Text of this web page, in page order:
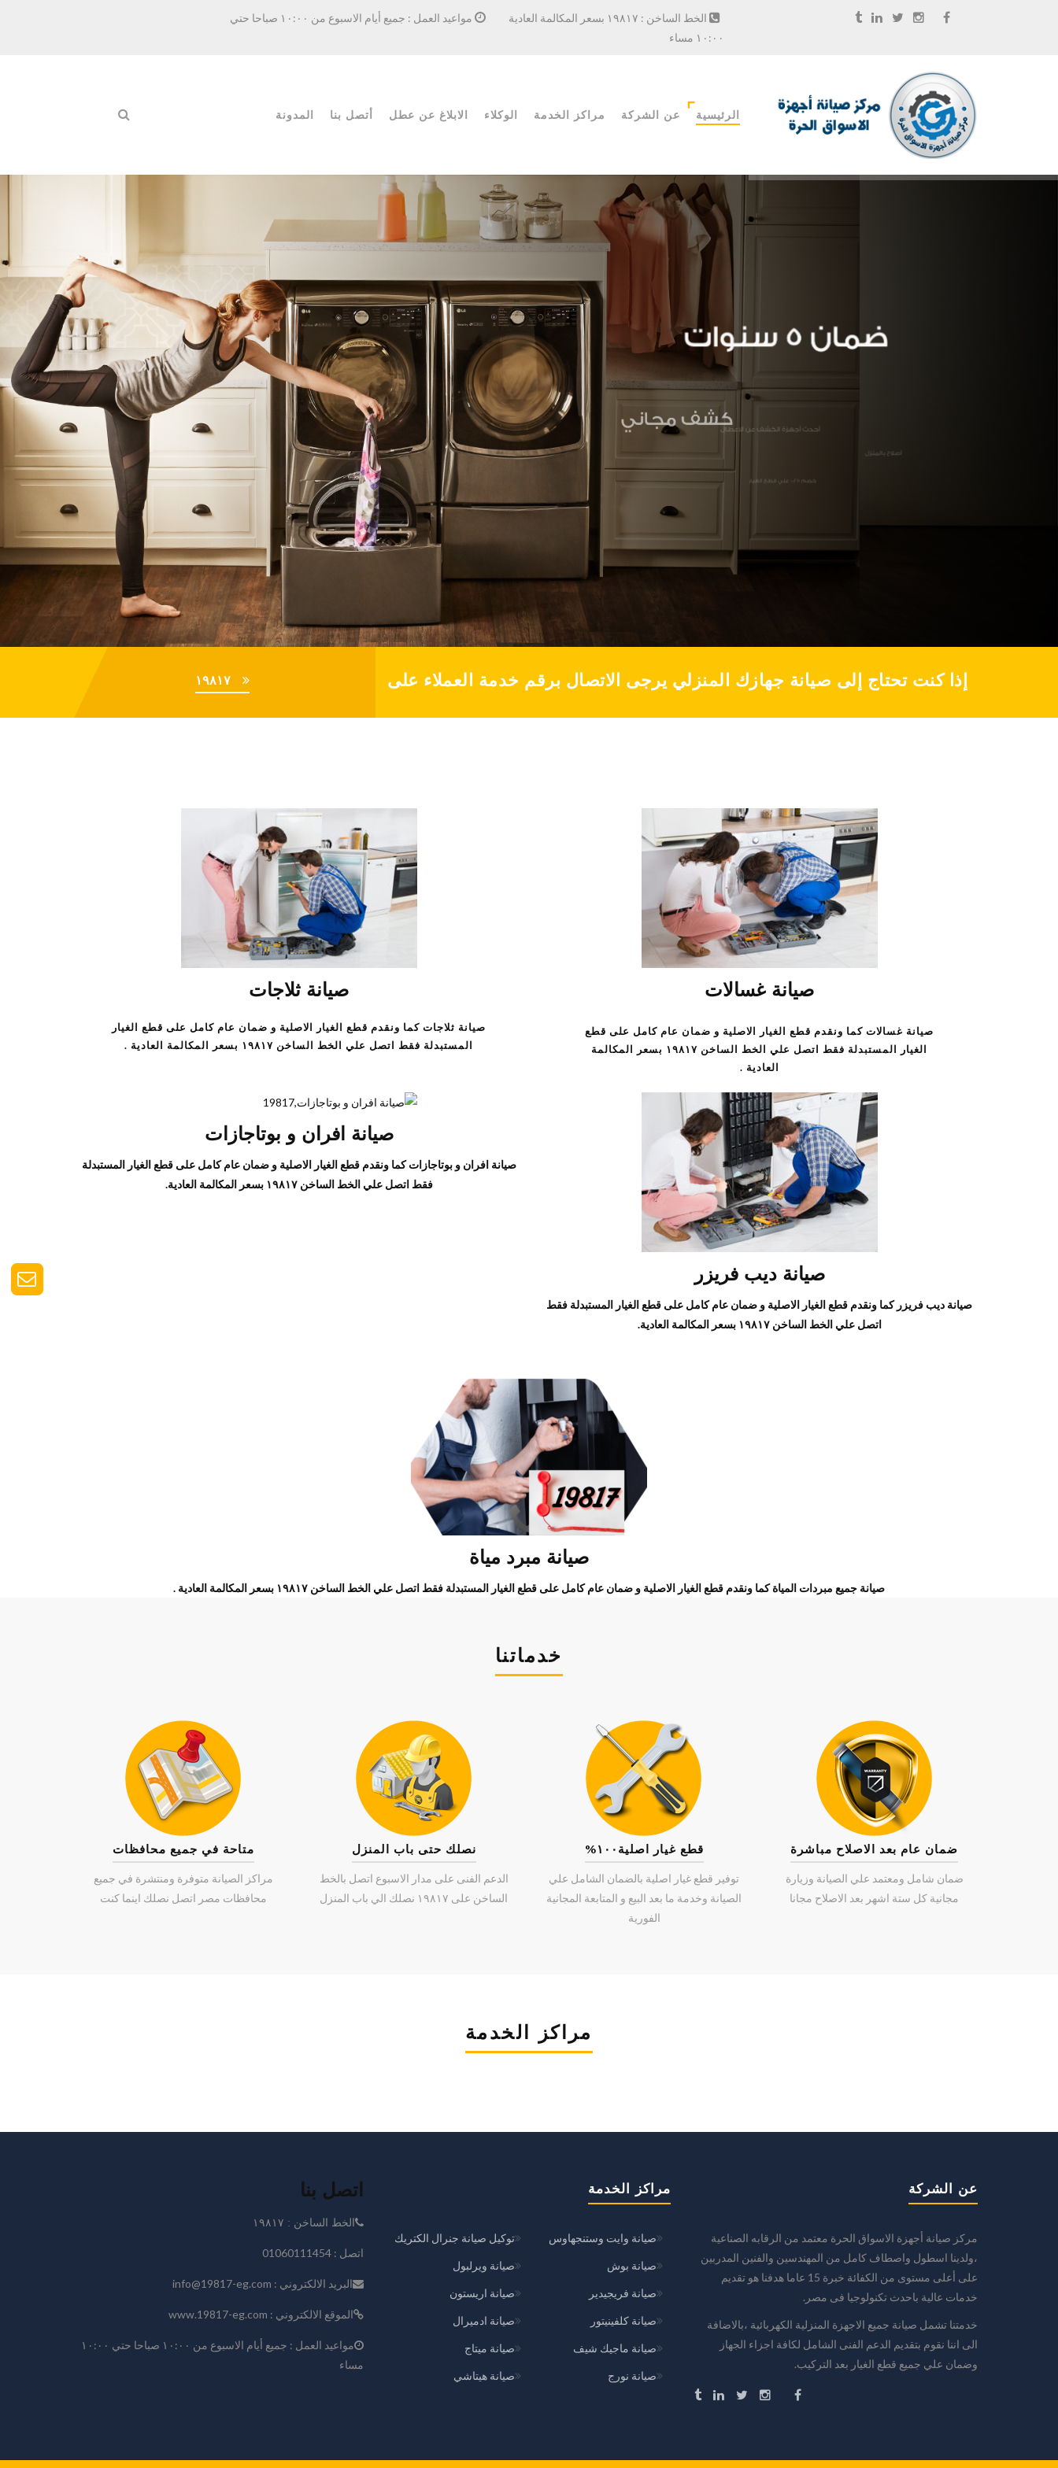
الخط الساخن : ١٩٨١٧ بسعر المكالمة العادية
مواعيد العمل : جميع أيام الاسبوع من ١٠:٠٠ صباحا حتي
١٠:٠٠ مساء
الرئيسية عن الشركة مراكز الخدمة الوكلاء الابلاغ عن عطل أتصل بنا المدونة
١٩٨١٧ إذا كنت تحتاج إلى صيانة جهازك المنزلي يرجى الاتصال برقم خدمة العملاء على
صيانة ثلاجات
صيانة ثلاجات كما ونقدم قطع الغيار الاصلية و ضمان عام كامل على قطع الغيار
المستبدلة فقط اتصل علي الخط الساخن ١٩٨١٧ بسعر المكالمة العادية .
صيانة غسالات
صيانة غسالات كما ونقدم قطع الغيار الاصلية و ضمان عام كامل على قطع
الغيار المستبدلة فقط اتصل علي الخط الساخن ١٩٨١٧ بسعر المكالمة
العادية .
صيانة افران و بوتاجازات
صيانة افران و بوتاجازات كما ونقدم قطع الغيار الاصلية و ضمان عام كامل على قطع الغيار المستبدلة
فقط اتصل علي الخط الساخن ١٩٨١٧ بسعر المكالمة العادية.
صيانة ديب فريزر
صيانة ديب فريزر كما ونقدم قطع الغيار الاصلية و ضمان عام كامل على قطع الغيار المستبدلة فقط
اتصل علي الخط الساخن ١٩٨١٧ بسعر المكالمة العادية.
صيانة مبرد مياة
صيانة جميع مبردات المياة كما ونقدم قطع الغيار الاصلية و ضمان عام كامل على قطع الغيار المستبدلة فقط اتصل علي الخط الساخن ١٩٨١٧ بسعر المكالمة العادية .
خدماتنا
متاحة في جميع محافظات
مراكز الصيانة متوفرة ومنتشرة في جميع
محافظات مصر اتصل نصلك اينما كنت
نصلك حتى باب المنزل
الدعم الفنى على مدار الاسبوع اتصل بالخط
الساخن على ١٩٨١٧ نصلك الي باب المنزل
قطع غيار اصلية١٠٠%
توفير قطع غيار اصلية بالضمان الشامل علي
الصيانة وخدمة ما بعد البيع و المتابعة المجانية
الفورية
ضمان عام بعد الاصلاح مباشرة
ضمان شامل ومعتمد علي الصيانة وزيارة
مجانية كل ستة اشهر بعد الاصلاح مجانا
مراكز الخدمة
عن الشركة
مركز صيانة أجهزة الاسواق الحرة معتمد من الرقابه الصناعية
،ولدينا اسطول واصطاف كامل من المهندسين والفنين المدربين
على أعلى مستوى من الكفائة خبرة 15 عاما هدفنا هو تقديم
خدمات عالية باحدث تكنولوجيا فى مصر.
خدمتنا تشمل صيانة جميع الاجهزة المنزلية الكهربائية ،بالاضافة
الى اننا نقوم بتقديم الدعم الفنى الشامل لكافة اجزاء الجهاز
وضمان علي جميع قطع الغيار بعد التركيب.
مراكز الخدمة
صيانة وايت وستنجهاوس توكيل صيانة جنرال الكتريك
صيانة بوش صيانة ويرلبول
صيانة فريجيدير صيانة اريستون
صيانة كلفينيتور صيانة ادميرال
صيانة ماجيك شيف صيانة ميتاج
صيانة نورج صيانة هيتاشي
اتصل بنا
الخط الساخن : ١٩٨١٧
اتصل : 01060111454
البريد الالكتروني : info@19817-eg.com
الموقع الالكتروني : www.19817-eg.com
مواعيد العمل : جميع أيام الاسبوع من ١٠:٠٠ صباحا حتي ١٠:٠٠
مساء